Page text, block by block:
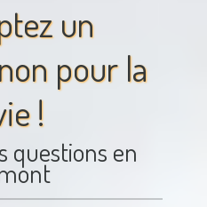
un
pour la
!
questions en